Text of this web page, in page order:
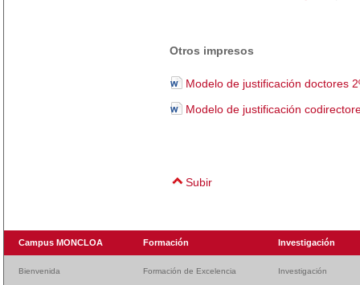
Otros impresos
Modelo de justificación doctores
Modelo de justificación
Subir
Campus MONCLOA Formación Investigación
Bienvenida Formación de Excelencia Investigación